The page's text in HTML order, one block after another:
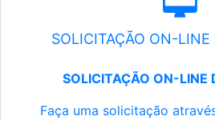
SOLICITAÇÃO ON-LINE
SOLICITAÇÃO ON-LINE
Faça uma solicitação